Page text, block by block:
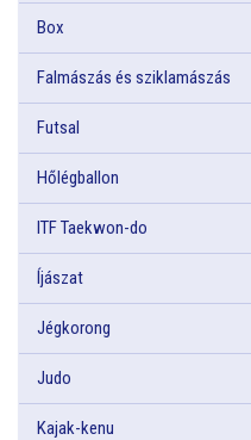
Box
Falmászás és sziklamászás
Futsal
Hőlégballon
ITF Taekwon-do
Íjászat
Jégkorong
Judo
Kajak-kenu